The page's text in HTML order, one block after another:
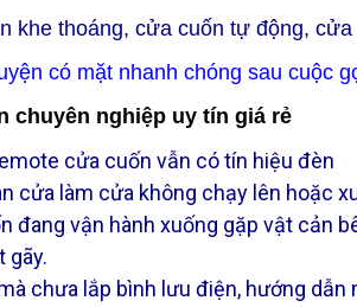
thoáng, cửa cuốn tự động,
có mặt nhanh chóng sau cuộc
chuyên nghiệp uy tín giá rẻ
cửa cuốn vẫn có tín hiệu đèn
cửa làm cửa không chạy lên hoặc
vận hành xuống gặp vật cản
gãy.
chưa lắp bình lưu điện, hướng